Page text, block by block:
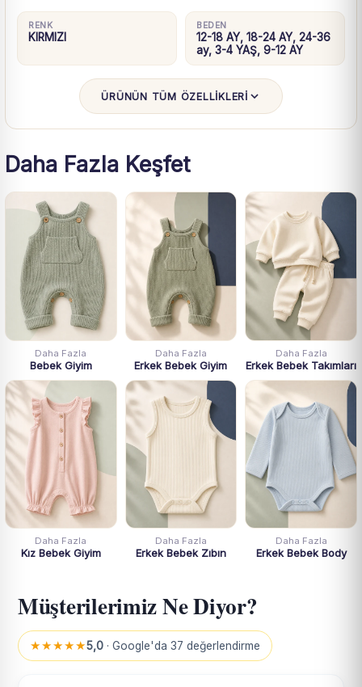
RENK
KIRMIZI
BEDEN
12-18 AY, 18-24 AY, 24-36
ay, 3-4 YAŞ, 9-12 AY
ÜRÜNÜN TÜM ÖZELLİKLERİ
Daha Fazla Keşfet
Daha Fazla
Bebek Giyim
Daha Fazla
Erkek Bebek Giyim
Daha Fazla
Erkek Bebek Takımları
Daha Fazla
Kız Bebek Giyim
Daha Fazla
Erkek Bebek Zıbın
Daha Fazla
Erkek Bebek Body
Müşterilerimiz Ne Diyor?
★★★★★5,0 · Google'da 37 değerlendirme